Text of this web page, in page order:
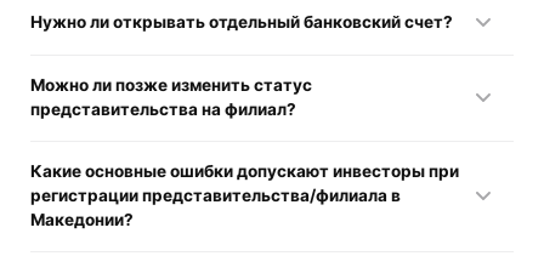
активная работа на рынке, продажа услуг или товаров —
переговоры и исследование рынка без коммерции —
подходит представительство.
Нужно ли открывать отдельный банковский счет?
отдельный финансовый профиль для проведения
различных транзакций. Представительство может
Можно ли позже изменить статус
представительства на филиал?
отдельной процедуры оформления корректив и
обновления корпоративных документов.
Какие основные ошибки допускают инвесторы при
регистрации представительства/филиала в
Македонии?